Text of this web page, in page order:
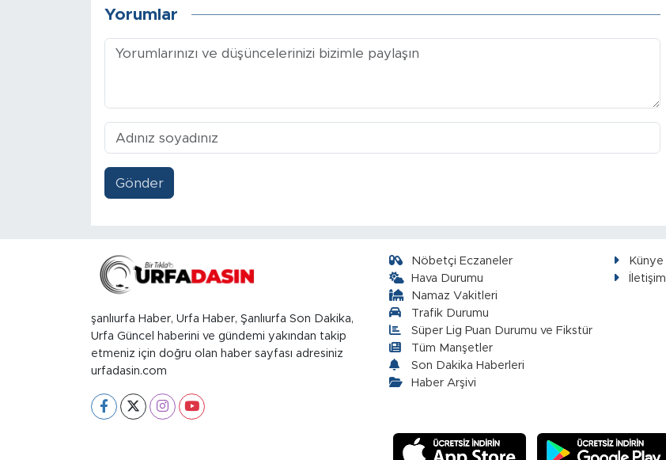
Yorumlar
Gönder
şanlıurfa Haber, Urfa Haber, Şanlıurfa Son Dakika,
Urfa Güncel haberini ve gündemi yakından takip
etmeniz için doğru olan haber sayfası adresiniz
urfadasin.com
Nöbetçi Eczaneler
Hava Durumu
Namaz Vakitleri
Trafik Durumu
Süper Lig Puan Durumu ve Fikstür
Tüm Manşetler
Son Dakika Haberleri
Haber Arşivi
Künye
İletişim